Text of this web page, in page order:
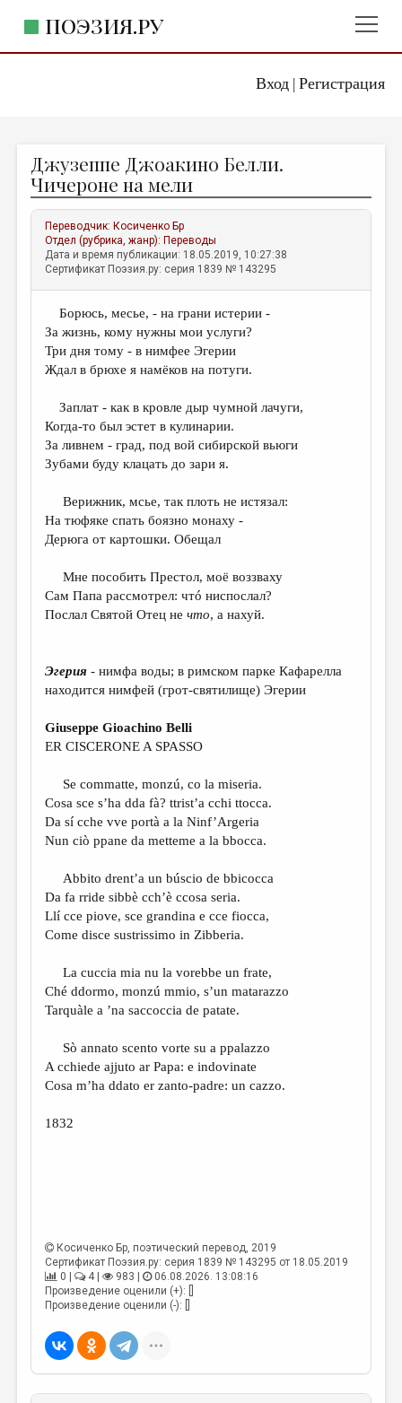
Вход| Регистрация
ПОЭЗИЯ.РУ
ЖАНРЫ
АВТОРЫ
КОММЕНТАРИИ
ЛИТСАЛОН
ПРАВИЛА САЙТА
ОТДЕЛЫ И РУБРИКИ
ДАЙДЖЕСТ
ПРОИЗВЕДЕНИЯ
КОНКУРСЫ
КНИЖНАЯ ПОЛКА
ОБЗОР ЛИТЕРАТУРЫ
ОБЪЯВЛЕНИЯ
РЕДКОЛЛЕГИЯ
ОТ РЕДАКЦИИ
МАЛАЯ ПРОЗА
ЭССЕИСТИКА
ЛИТЕРАТУРОВЕДЕНИЕ
КУЛЬТУРОВЕДЕНИЕ
ПУБЛИЦИСТИКА
РЕЦЕНЗИРОВАНИЕ
ЦИКЛЫ ПУБЛИКАЦИЙ
МЕДИА
ВКОНТАКТЕ
Джузеппе Джоакино Белли.
Чичероне на мели
Переводчик: Косиченко Бр
Отдел (рубрика, жанр): Переводы
Дата и время публикации: 18.05.2019, 10:27:38
Сертификат Поэзия.ру: серия 1839 № 143295
Борюсь, месье, - на грани истерии -
За жизнь, кому нужны мои услуги?
Три дня тому - в нимфее Эгерии
Ждал в брюхе я намёков на потуги.
Заплат - как в кровле дыр чумной лачуги,
Когда-то был эстет в кулинарии.
За ливнем - град, под вой сибирской вьюги
Зубами буду клацать до зари я.
Верижник, мсье, так плоть не истязал:
На тюфяке спать боязно монаху -
Дерюга от картошки. Обещал
Мне пособить Престол, моё воззваху
Сам Папа рассмотрел: чтó ниспослал?
Послал Святой Отец нечто, а нахуй.
Эгерия - нимфа воды; в римском парке Кафарелла
находится нимфей (грот-святилище) Эгерии
Giuseppe Gioachino Belli
ER CISCERONE A SPASSO
Se commatte, monzú, co la miseria.
Cosa sce s’ha dda fà? ttrist’a cchi ttocca.
Da sí cche vve portà a la Ninf’Argeria
Nun ciò ppane da metteme a la bbocca.
Abbito drent’a un búscio de bbicocca
Da fa rride sibbè cch’è ccosa seria.
Llí cce piove, sce grandina e cce fiocca,
Come disce sustrissimo in Zibberia.
La cuccia mia nu la vorebbe un frate,
Ché ddormo, monzú mmio, s’un matarazzo
Tarquàle a ’na saccoccia de patate.
Sò annato scento vorte su a ppalazzo
A cchiede ajjuto ar Papa: e indovinate
Cosa m’ha ddato er zanto-padre: un cazzo.
1832
Косиченко Бр, поэтический перевод, 2019
Сертификат Поэзия.ру: серия 1839 № 143295 от 18.05.2019
0 |
4 | 983 |
06.08.2026. 13:08:16
Произведение оценили (+): []
Произведение оценили (-): []